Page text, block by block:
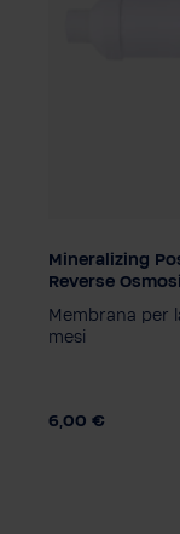
Mineralizing
Reverse
Membrana per
mesi
6,00 €